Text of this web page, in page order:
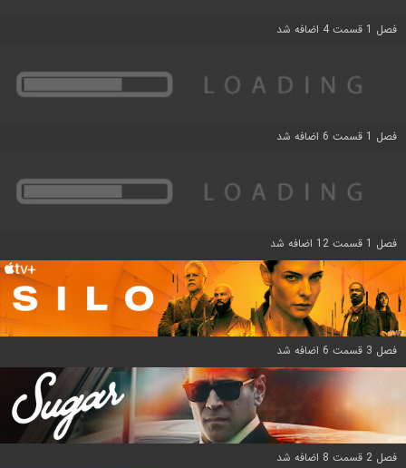
فصل 1 قسمت 4 اضافه شد
فصل 1 قسمت 6 اضافه شد
فصل 1 قسمت 12 اضافه شد
فصل 3 قسمت 6 اضافه شد
فصل 2 قسمت 8 اضافه شد